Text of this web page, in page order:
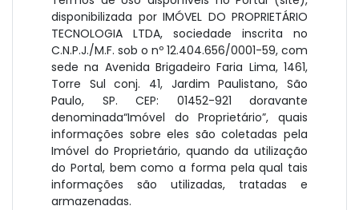
disponibilizada por IMÓVEL DO PROPRIETÁRIO
TECNOLOGIA LTDA, sociedade inscrita no
C.N.P.J./M.F. sob o nº 12.404.656/0001-59, com
sede na Avenida Brigadeiro Faria Lima, 1461,
Torre Sul conj. 41, Jardim Paulistano, São
Paulo, SP. CEP: 01452-921 doravante
denominada“Imóvel do Proprietário”, quais
informações sobre eles são coletadas pela
Imóvel do Proprietário, quando da utilização
do Portal, bem como a forma pela qual tais
informações são utilizadas, tratadas e
armazenadas.